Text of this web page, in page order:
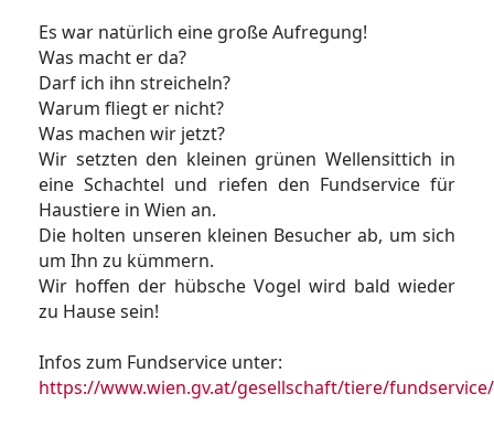
Es war natürlich eine große Aufregung!
Was macht er da?
Darf ich ihn streicheln?
Warum fliegt er nicht?
Was machen wir jetzt?
Wir setzten den kleinen grünen Wellensittich in
eine Schachtel und riefen den Fundservice für
Haustiere in Wien an.
Die holten unseren kleinen Besucher ab, um sich
um Ihn zu kümmern.
Wir hoffen der hübsche Vogel wird bald wieder
zu Hause sein!
Infos zum Fundservice unter:
https://www.wien.gv.at/gesellschaft/tiere/